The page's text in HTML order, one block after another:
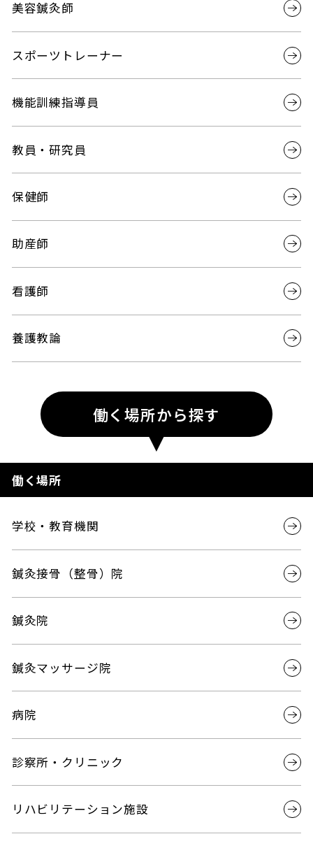
美容鍼灸師
スポーツトレーナー
機能訓練指導員
教員・研究員
保健師
助産師
看護師
養護教論
働く場所から探す
働く場所
学校・教育機関
鍼灸接骨（整骨）院
鍼灸院
鍼灸マッサージ院
病院
診察所・クリニック
リハビリテーション施設